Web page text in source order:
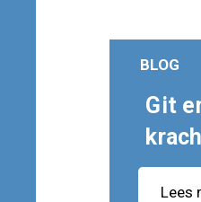
BLOG
Git
Lees